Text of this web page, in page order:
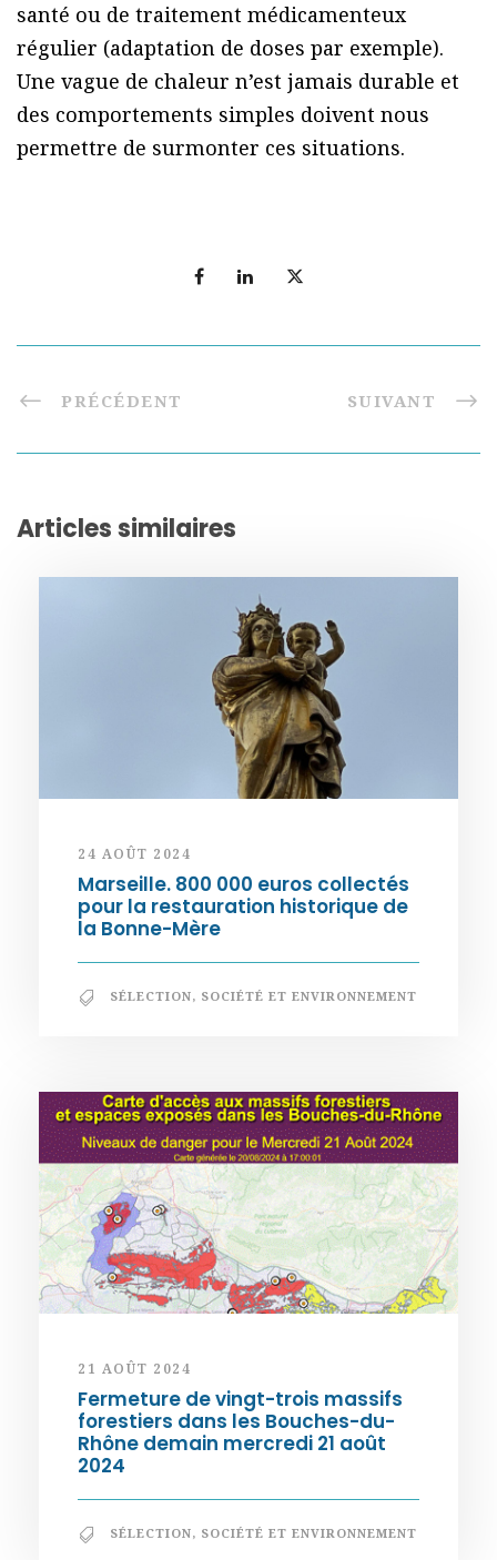
santé ou de traitement médicamenteux
régulier (adaptation de doses par exemple).
Une vague de chaleur n’est jamais durable et
des comportements simples doivent nous
permettre de surmonter ces situations.
PRÉCÉDENT SUIVANT
Articles similaires
24 AOÛT 2024
Marseille. 800 000 euros collectés
pour la restauration historique de
la Bonne-Mère
SÉLECTION, SOCIÉTÉ ET ENVIRONNEMENT
21 AOÛT 2024
Fermeture de vingt-trois massifs
forestiers dans les Bouches-du-
Rhône demain mercredi 21 août
2024
SÉLECTION, SOCIÉTÉ ET ENVIRONNEMENT